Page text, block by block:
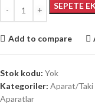
SEPETE
Add to compare
Stok kodu: Yok
Kategoriler: Aparat/Taki
Aparatlar